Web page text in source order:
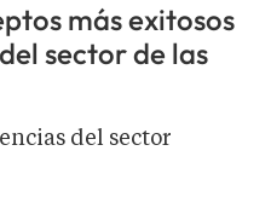
más exitosos
sector de las
del sector